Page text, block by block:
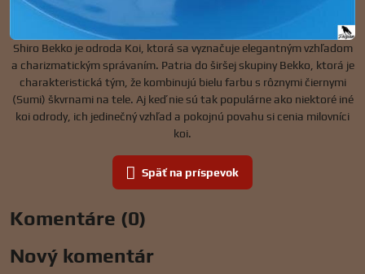
Shiro Bekko je odroda Koi, ktorá sa vyznačuje elegantným vzhľadom
a charizmatickým správaním. Patria do širšej skupiny Bekko, ktorá je
charakteristická tým, že kombinujú bielu farbu s rôznymi čiernymi
(Sumi) škvrnami na tele. Aj keď nie sú tak populárne ako niektoré iné
koi odrody, ich jedinečný vzhľad a pokojnú povahu si cenia milovníci
koi.
Späť na príspevok
Komentáre (0)
Nový komentár